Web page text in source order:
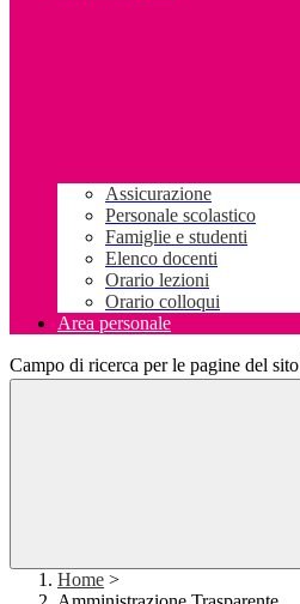
Assicurazione
Personale scolastico
Famiglie e studenti
Elenco docenti
Orario lezioni
Orario colloqui
Area personale
Campo di ricerca per le pagine del sito
Home >